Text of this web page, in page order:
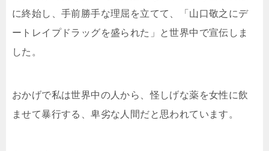
に終始し、手前勝手な理屈を立てて、「山口敬之にデ
ートレイプドラッグを盛られた」と世界中で宣伝しま
した。
おかげで私は世界中の人から、怪しげな薬を女性に飲
ませて暴行する、卑劣な人間だと思われています。